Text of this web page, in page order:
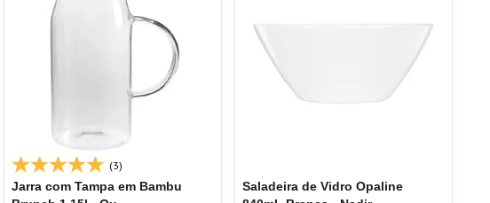
(3)
Jarra com Tampa em Bambu
Saladeira de Vidro Opaline